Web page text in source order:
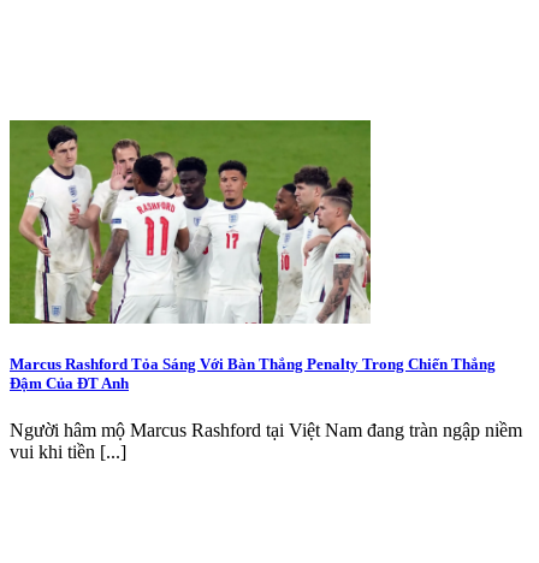
Marcus Rashford Tỏa Sáng Với Bàn Thắng Penalty Trong Chiến Thắng
Đậm Của ĐT Anh
Người hâm mộ Marcus Rashford tại Việt Nam đang tràn ngập niềm
vui khi tiền [...]